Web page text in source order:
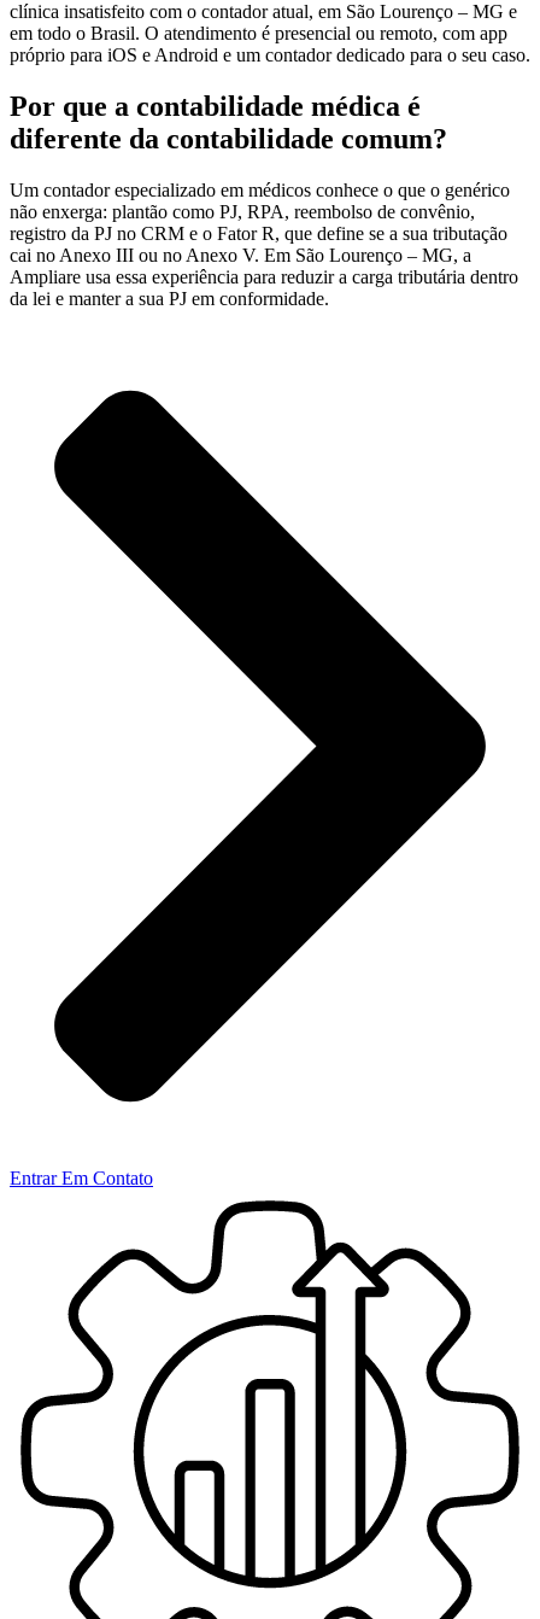
clínica insatisfeito com o contador atual, em São Lourenço – MG e
em todo o Brasil. O atendimento é presencial ou remoto, com app
próprio para iOS e Android e um contador dedicado para o seu caso.
Por que a contabilidade médica é
diferente da contabilidade comum?
Um contador especializado em médicos conhece o que o genérico
não enxerga: plantão como PJ, RPA, reembolso de convênio,
registro da PJ no CRM e o Fator R, que define se a sua tributação
cai no Anexo III ou no Anexo V. Em São Lourenço – MG, a
Ampliare usa essa experiência para reduzir a carga tributária dentro
da lei e manter a sua PJ em conformidade.
Entrar Em Contato